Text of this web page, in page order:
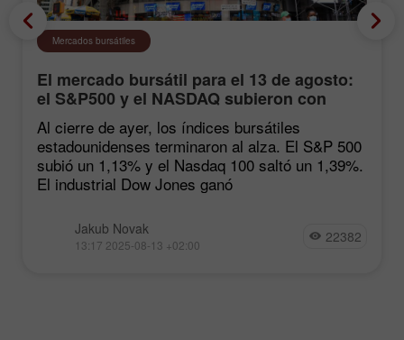
Mercados bursátiles
El mercado bursátil para el 13 de agosto:
el S&P500 y el NASDAQ subieron con
fuerza tras las estadísticas de inflación
Al cierre de ayer, los índices bursátiles
estadounidenses terminaron al alza. El S&P 500
subió un 1,13% y el Nasdaq 100 saltó un 1,39%.
El industrial Dow Jones ganó
Jakub Novak
13:17 2025-08-13 +02:00 22382